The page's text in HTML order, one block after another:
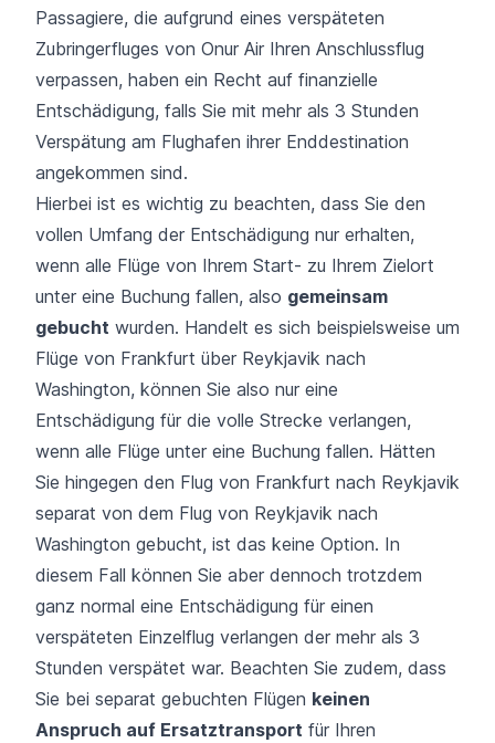
Passagiere, die aufgrund eines verspäteten
Zubringerfluges von Onur Air Ihren Anschlussflug
verpassen, haben ein Recht auf finanzielle
Entschädigung, falls Sie mit mehr als 3 Stunden
Verspätung am Flughafen ihrer Enddestination
angekommen sind.
Hierbei ist es wichtig zu beachten, dass Sie den
vollen Umfang der Entschädigung nur erhalten,
wenn alle Flüge von Ihrem Start- zu Ihrem Zielort
unter eine Buchung fallen, also gemeinsam
gebucht wurden. Handelt es sich beispielsweise um
Flüge von Frankfurt über Reykjavik nach
Washington, können Sie also nur eine
Entschädigung für die volle Strecke verlangen,
wenn alle Flüge unter eine Buchung fallen. Hätten
Sie hingegen den Flug von Frankfurt nach Reykjavik
separat von dem Flug von Reykjavik nach
Washington gebucht, ist das keine Option. In
diesem Fall können Sie aber dennoch trotzdem
ganz normal eine Entschädigung für einen
verspäteten Einzelflug verlangen der mehr als 3
Stunden verspätet war. Beachten Sie zudem, dass
Sie bei separat gebuchten Flügen keinen
Anspruch auf Ersatztransport für Ihren